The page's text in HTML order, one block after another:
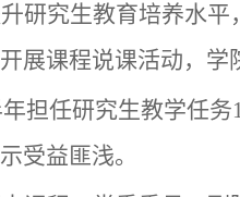
研究生教育培养水平
展课程说课活动， 学
担任研究生教学任务
受益匪浅。